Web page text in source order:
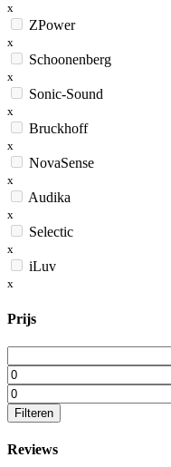
x
ZPower
x
Schoonenberg
x
Sonic-Sound
x
Bruckhoff
x
NovaSense
x
Audika
x
Selectic
x
iLuv
x
Prijs
Filteren
Reviews